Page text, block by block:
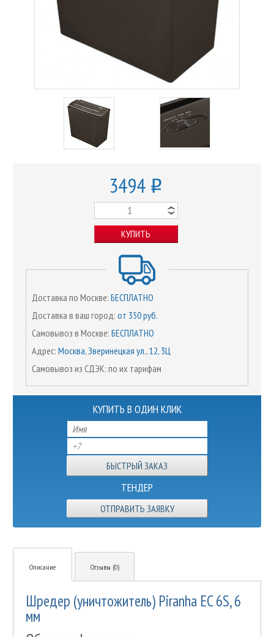
3494 o
КУПИТЬ
Доставка по Москве: БЕСПЛАТНО
Доставка в ваш город: от 350 руб.
Самовывоз в Москве: БЕСПЛАТНО
Адрес: Москва, Зверинецкая ул., 12, 3Ц
Самовывоз из СДЭК: по их тарифам
КУПИТЬ В ОДИН КЛИК
ТЕНДЕР
ОТПРАВИТЬ ЗАЯВКУ
Описание Отзывы (0)
Шредер (уничтожитель) Piranha EC 6S, 6
мм